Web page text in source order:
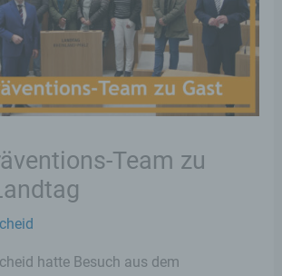
Team zu
hatte Besuch aus dem